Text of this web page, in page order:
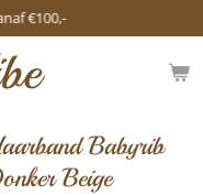
€100,-
Babyrib
Beige